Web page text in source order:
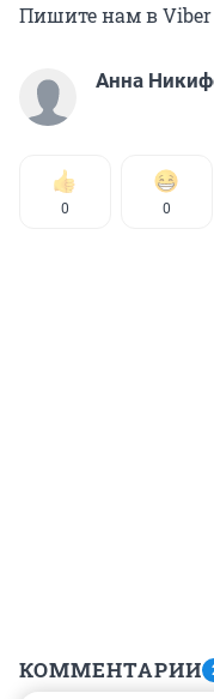
Пишите нам в Viber
Анна
0 0
КОММЕНТАРИИ